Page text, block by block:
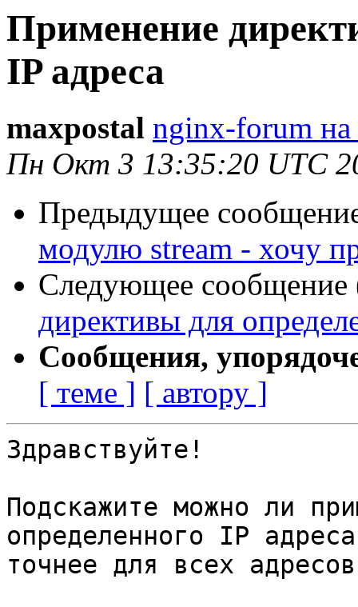
Применение
IP адреса
maxpostal nginx-forum
Пн Окт 3 13:35:20 UTC
Предыдущее
модулю stream - хочу
Следующее сообщение
директивы для
Сообщения,
[ теме ] [ автору ]
Здравствуйте!
Подскажите можно ли
определенного IP
точнее для всех